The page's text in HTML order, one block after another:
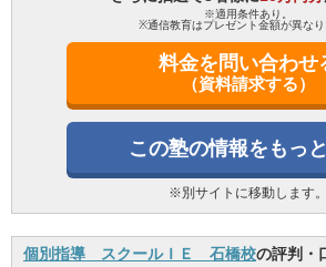
※適用条件あり。
※通信教育はプレゼント金額が異なり
料金を問い合わせ
（資料請求する）
この塾の情報をもっ
※別サイトに移動します。
個別指導 スクールＩＥ 石橋校の評判・